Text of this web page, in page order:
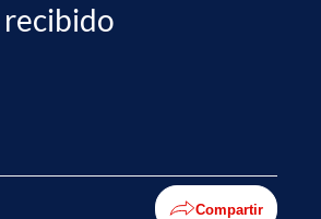
recibido
Compartir